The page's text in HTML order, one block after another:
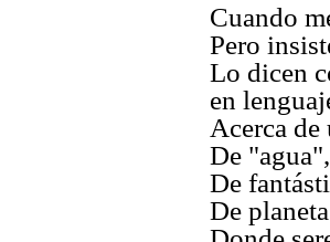
Cuando
Pero
Lo dicen
en
Acerca
De
De
De